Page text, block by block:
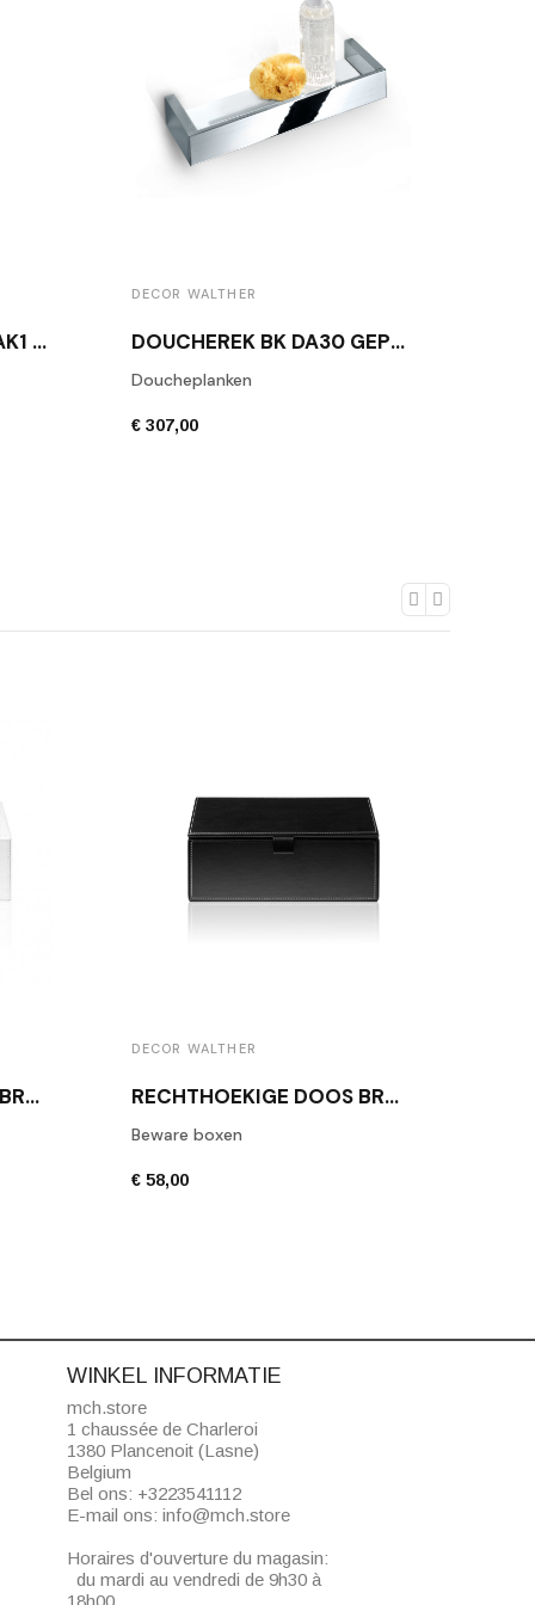
HANDDOEKHAAK BK HAK1 VERCHROOMDE
DECOR WALTHER
DOUCHEREK BK DA30 GEPOLISTE CHROOM
Doucheplanken
€ 307,00
RECHTHOEKIGE DOOS BROWNIE BOD2 WITTE LEDER
DECOR WALTHER
RECHTHOEKIGE DOOS BROWNIE BMD2 ZWARTE LEREN
Beware boxen
€ 58,00
WINKEL INFORMATIE
mch.store
1 chaussée de Charleroi
1380 Plancenoit (Lasne)
Belgium
Bel ons: +3223541112
E-mail ons: info@mch.store
Horaires d'ouverture du magasin:
du mardi au vendredi de 9h30 à
18h00